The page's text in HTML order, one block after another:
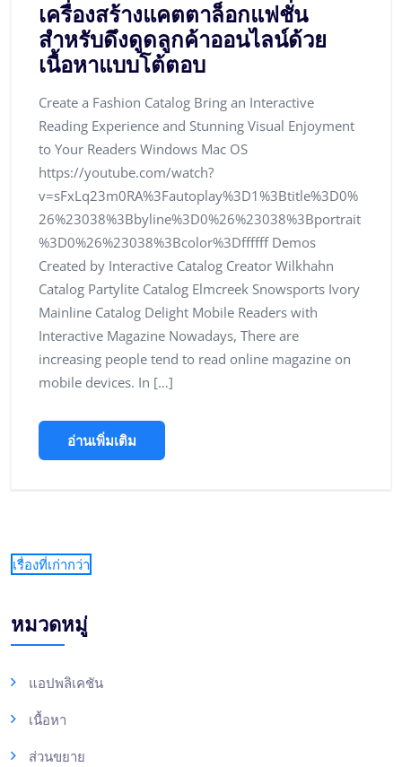
เครื่องสร้างแคตตาล็อกแฟชั่น
สำหรับดึงดูดลูกค้าออนไลน์ด้วย
เนื้อหาแบบโต้ตอบ
Create a Fashion Catalog Bring an Interactive
Reading Experience and Stunning Visual Enjoyment
to Your Readers Windows Mac OS
https://youtube.com/watch?
v=sFxLq23m0RA%3Fautoplay%3D1%3Btitle%3D0%
26%23038%3Bbyline%3D0%26%23038%3Bportrait
%3D0%26%23038%3Bcolor%3Dffffff Demos
Created by Interactive Catalog Creator Wilkhahn
Catalog Partylite Catalog Elmcreek Snowsports Ivory
Mainline Catalog Delight Mobile Readers with
Interactive Magazine Nowadays, There are
increasing people tend to read online magazine on
mobile devices. In […]
อ่านเพิ่มเติม
เรื่องที่เก่ากว่า
หมวดหมู่
แอปพลิเคชัน
เนื้อหา
ส่วนขยาย